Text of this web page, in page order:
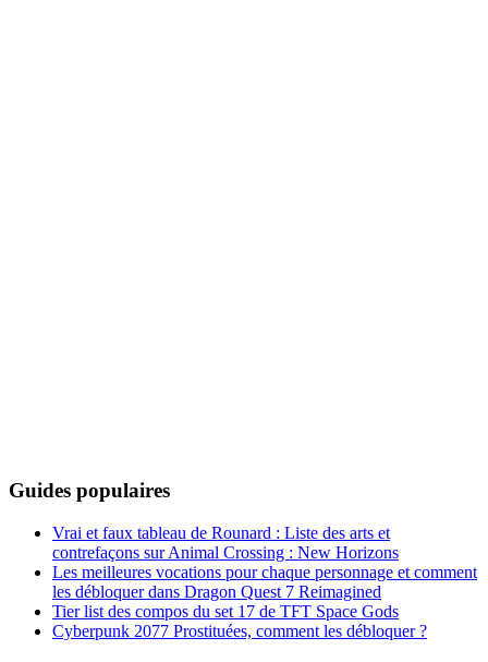
Guides populaires
Vrai et faux tableau de Rounard : Liste des arts et
contrefaçons sur Animal Crossing : New Horizons
Les meilleures vocations pour chaque personnage et comment
les débloquer dans Dragon Quest 7 Reimagined
Tier list des compos du set 17 de TFT Space Gods
Cyberpunk 2077 Prostituées, comment les débloquer ?